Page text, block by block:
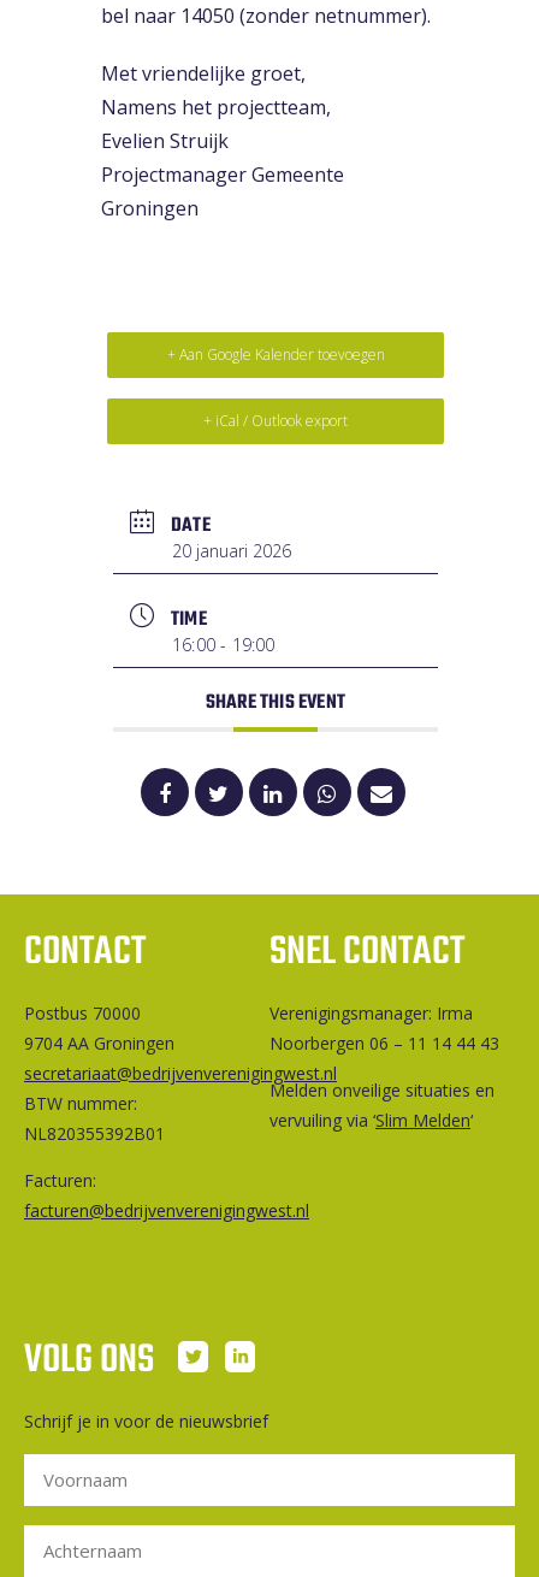
bel naar 14050 (zonder netnummer).
Met vriendelijke groet,
Namens het projectteam,
Evelien Struijk
Projectmanager Gemeente
Groningen
+ Aan Google Kalender toevoegen
+ iCal / Outlook export
DATE
20 januari 2026
TIME
16:00 - 19:00
SHARE THIS EVENT
CONTACT
Postbus 70000
9704 AA Groningen
secretariaat@bedrijvenverenigingwest.nl
BTW nummer:
NL820355392B01
Facturen:
facturen@bedrijvenverenigingwest.nl
SNEL CONTACT
Ver­e­ni­gings­ma­na­ger: Irma
Noorbergen 06 – 11 14 44 43
Melden onveilige situaties en
vervuiling via ‘Slim Melden‘
VOLG ONS
Schrijf je in voor de nieuwsbrief